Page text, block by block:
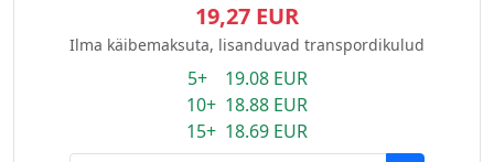
19,27 EUR
Ilma käibemaksuta, lisanduvad transpordikulud
5+ 19.08 EUR
10+ 18.88 EUR
15+ 18.69 EUR